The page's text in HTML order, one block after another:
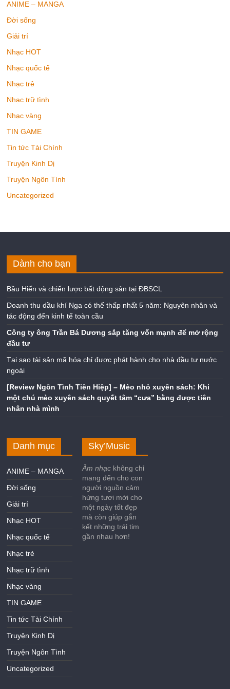
ANIME – MANGA
Đời sống
Giải trí
Nhạc HOT
Nhạc quốc tế
Nhạc trẻ
Nhạc trữ tình
Nhạc vàng
TIN GAME
Tin tức Tài Chính
Truyện Kinh Dị
Truyện Ngôn Tình
Uncategorized
Dành cho bạn
Bầu Hiển và chiến lược bất động sản tại ĐBSCL
Doanh thu dầu khí Nga có thể thấp nhất 5 năm: Nguyên nhân và
tác động đến kinh tế toàn cầu
Công ty ông Trần Bá Dương sắp tăng vốn mạnh để mở rộng
đầu tư
Tại sao tài sản mã hóa chỉ được phát hành cho nhà đầu tư nước
ngoài
[Review Ngôn Tình Tiên Hiệp] – Mèo nhỏ xuyên sách: Khi
một chú mèo xuyên sách quyết tâm “cưa” bằng được tiên
nhân nhà mình
Danh mục
ANIME – MANGA
Đời sống
Giải trí
Nhạc HOT
Nhạc quốc tế
Nhạc trẻ
Nhạc trữ tình
Nhạc vàng
TIN GAME
Tin tức Tài Chính
Truyện Kinh Dị
Truyện Ngôn Tình
Uncategorized
Sky’Music
Âm nhạc không chỉ
mang đến cho con
người nguồn cảm
hứng tươi mới cho
một ngày tốt đẹp
mà còn giúp gắn
kết những trái tim
gần nhau hơn!